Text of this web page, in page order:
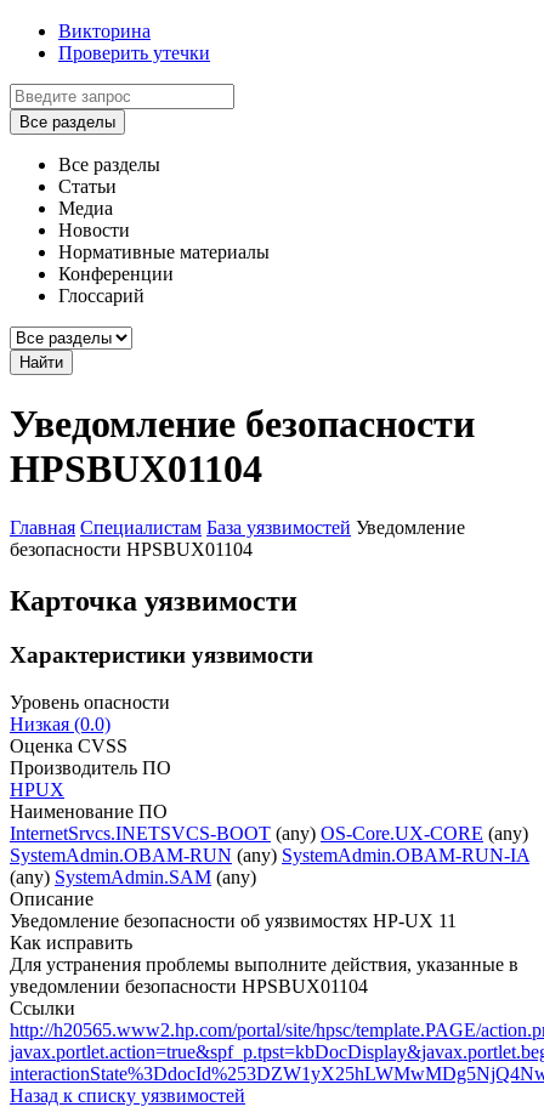
Викторина
Проверить утечки
Все разделы
Все разделы
Статьи
Медиа
Новости
Нормативные материалы
Конференции
Глоссарий
Найти
Уведомление безопасности
HPSBUX01104
Главная Специалистам База уязвимостей Уведомление
безопасности HPSBUX01104
Карточка уязвимости
Характеристики уязвимости
Уровень опасности
Низкая (0.0)
Оценка CVSS
Производитель ПО
HPUX
Наименование ПО
InternetSrvcs.INETSVCS-BOOT (any) OS-Core.UX-CORE (any)
SystemAdmin.OBAM-RUN (any) SystemAdmin.OBAM-RUN-IA
(any) SystemAdmin.SAM (any)
Описание
Уведомление безопасности об уязвимостях HP-UX 11
Как исправить
Для устранения проблемы выполните действия, указанные в
уведомлении безопасности HPSBUX01104
Ссылки
http://h20565.www2.hp.com/portal/site/hpsc/template.PAGE/
Назад к списку уязвимостей